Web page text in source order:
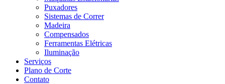
Puxadores
Sistemas de Correr
Madeira
Compensados
Ferramentas Elétricas
Iluminação
Serviços
Plano de Corte
Contato